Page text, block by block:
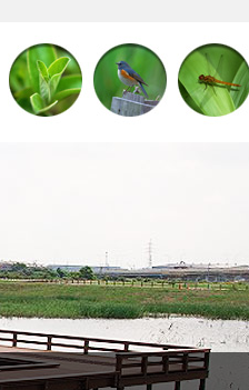
埋立地からビオトープになるまで